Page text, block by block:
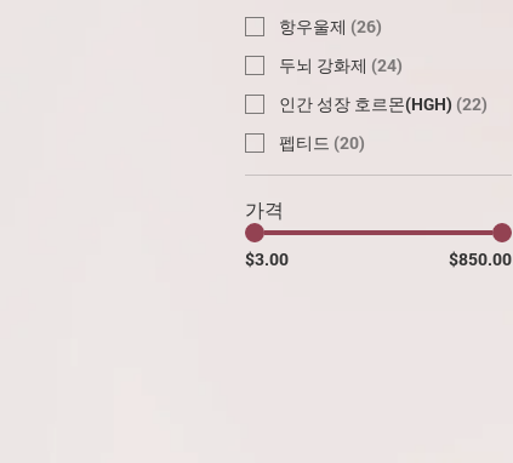
항우울제 (26)
두뇌 강화제 (24)
인간 성장 호르몬(HGH) (22)
펩티드 (20)
가격
$3.00 $850.00